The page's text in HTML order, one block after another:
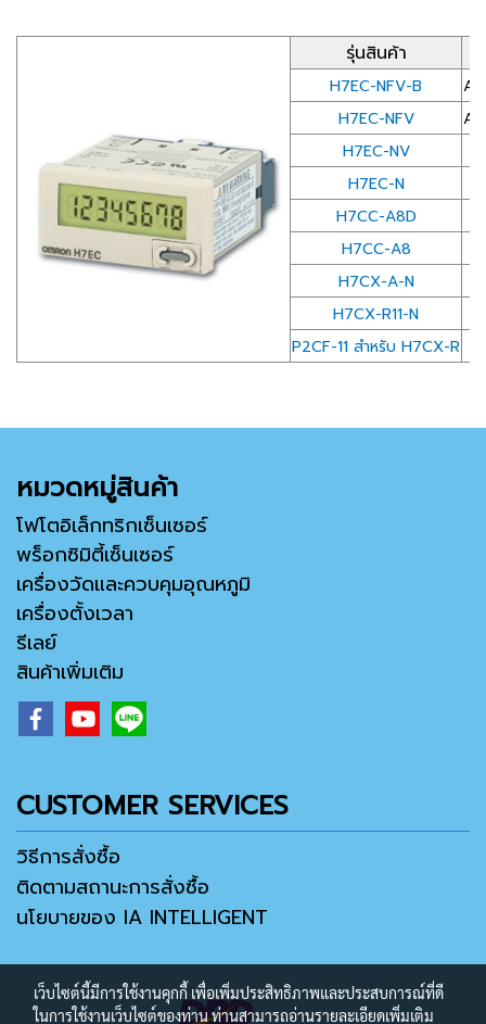
รุ่นสินค้า
H7EC-NFV-B
H7EC-NFV
H7EC-NV
H7EC-N
H7CC-A8D
H7CC-A8
H7CX-A-N
H7CX-R11-N
P2CF-11 สำหรับ H7CX-R
หมวดหมู่สินค้า
โฟโตอิเล็กทริกเซ็นเซอร์
พร็อกซิมิตี้เซ็นเซอร์
เครื่องวัดและควบคุมอุณหภูมิ
เครื่องตั้งเวลา
รีเลย์
สินค้าเพิ่มเติม
CUSTOMER SERVICES
วิธีการสั่งซื้อ
ติดตามสถานะการสั่งซื้อ
นโยบายของ IA INTELLIGENT
เว็บไซต์นี้มีการใช้งานคุกกี้ เพื่อเพิ่มประสิทธิภาพและประสบการณ์ที่ดี
ในการใช้งานเว็บไซต์ของท่าน ท่านสามารถอ่านรายละเอียดเพิ่มเติม